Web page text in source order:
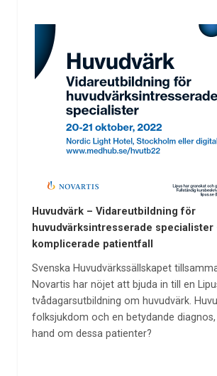
Huvudvärk – Vidareutbildning för
huvudvärksintresserade specialister
komplicerade patientfall
Svenska Huvudvärkssällskapet
Novartis har nöjet att bjuda in till en
tvådagarsutbildning om huvudvärk.
folksjukdom och en betydande
hand om dessa patienter?